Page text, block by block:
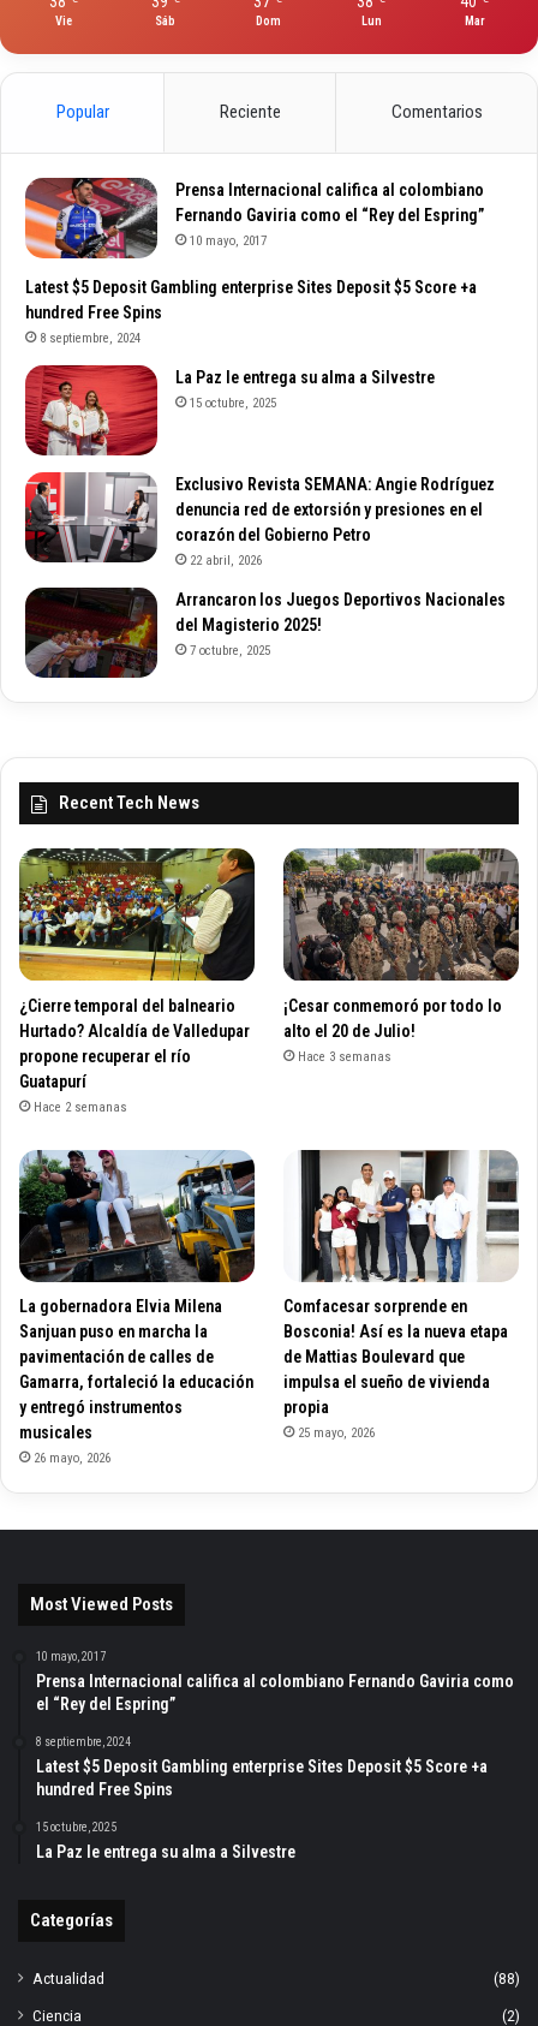
Vie Sáb Dom Lun Mar
Popular Reciente Comentarios
Prensa Internacional califica al colombiano
Fernando Gaviria como el “Rey del Espring”
10 mayo, 2017
Latest $5 Deposit Gambling enterprise Sites Deposit $5 Score +a
hundred Free Spins
8 septiembre, 2024
La Paz le entrega su alma a Silvestre
15 octubre, 2025
Exclusivo Revista SEMANA: Angie Rodríguez
denuncia red de extorsión y presiones en el
corazón del Gobierno Petro
22 abril, 2026
Arrancaron los Juegos Deportivos Nacionales
del Magisterio 2025!
7 octubre, 2025
Recent Tech News
¿Cierre temporal del balneario
Hurtado? Alcaldía de Valledupar
propone recuperar el río
Guatapurí
Hace 2 semanas
¡Cesar conmemoró por todo lo
alto el 20 de Julio!
Hace 3 semanas
La gobernadora Elvia Milena
Sanjuan puso en marcha la
pavimentación de calles de
Gamarra, fortaleció la educación
y entregó instrumentos
musicales
26 mayo, 2026
Comfacesar sorprende en
Bosconia! Así es la nueva etapa
de Mattias Boulevard que
impulsa el sueño de vivienda
propia
25 mayo, 2026
Most Viewed Posts
10 mayo, 2017
Prensa Internacional califica al colombiano Fernando Gaviria como
el “Rey del Espring”
8 septiembre, 2024
Latest $5 Deposit Gambling enterprise Sites Deposit $5 Score +a
hundred Free Spins
15 octubre, 2025
La Paz le entrega su alma a Silvestre
Categorías
Actualidad
(88)
Ciencia
(2)